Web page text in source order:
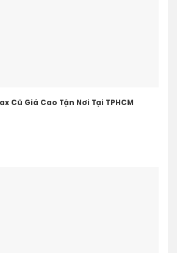
Cũ Giá Cao Tận Nơi Tại TPHCM